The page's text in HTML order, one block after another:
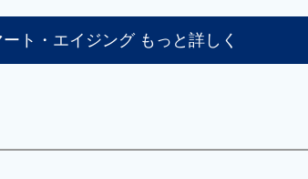
ート・エイジング もっと詳しく